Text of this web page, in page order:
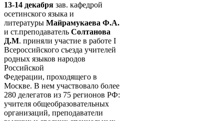
13-14 декабря зав. кафедрой
осетинского языка и
литературы Майрамукаева Ф.А.
и ст.преподаватель Солтанова
Д.М. приняли участие в работе I
Всероссийского съезда учителей
родных языков народов
Российской
Федерации, проходящего в
Москве. В нем участвовало более
280 делегатов из 75 регионов РФ:
учителя общеобразовательных
организаций, преподаватели